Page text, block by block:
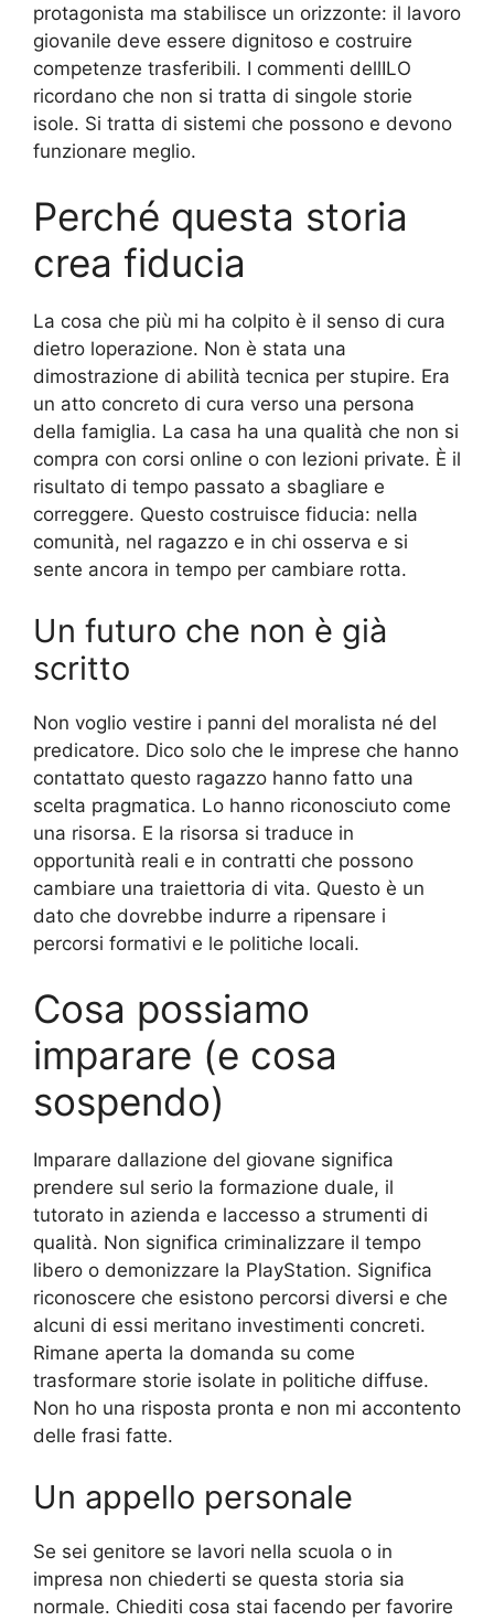
protagonista ma stabilisce un orizzonte: il lavoro
giovanile deve essere dignitoso e costruire
competenze trasferibili. I commenti dellILO
ricordano che non si tratta di singole storie
isole. Si tratta di sistemi che possono e devono
funzionare meglio.
Perché questa storia
crea fiducia
La cosa che più mi ha colpito è il senso di cura
dietro loperazione. Non è stata una
dimostrazione di abilità tecnica per stupire. Era
un atto concreto di cura verso una persona
della famiglia. La casa ha una qualità che non si
compra con corsi online o con lezioni private. È il
risultato di tempo passato a sbagliare e
correggere. Questo costruisce fiducia: nella
comunità, nel ragazzo e in chi osserva e si
sente ancora in tempo per cambiare rotta.
Un futuro che non è già
scritto
Non voglio vestire i panni del moralista né del
predicatore. Dico solo che le imprese che hanno
contattato questo ragazzo hanno fatto una
scelta pragmatica. Lo hanno riconosciuto come
una risorsa. E la risorsa si traduce in
opportunità reali e in contratti che possono
cambiare una traiettoria di vita. Questo è un
dato che dovrebbe indurre a ripensare i
percorsi formativi e le politiche locali.
Cosa possiamo
imparare (e cosa
sospendo)
Imparare dallazione del giovane significa
prendere sul serio la formazione duale, il
tutorato in azienda e laccesso a strumenti di
qualità. Non significa criminalizzare il tempo
libero o demonizzare la PlayStation. Significa
riconoscere che esistono percorsi diversi e che
alcuni di essi meritano investimenti concreti.
Rimane aperta la domanda su come
trasformare storie isolate in politiche diffuse.
Non ho una risposta pronta e non mi accontento
delle frasi fatte.
Un appello personale
Se sei genitore se lavori nella scuola o in
impresa non chiederti se questa storia sia
normale. Chiediti cosa stai facendo per favorire